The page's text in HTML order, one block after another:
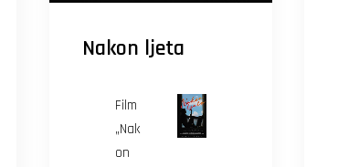
Nakon ljeta
Film
„Nak
on